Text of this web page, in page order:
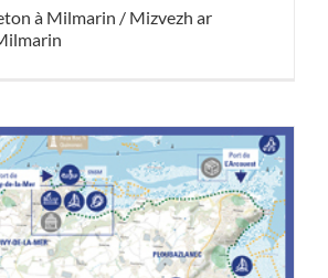
à Milmarin / Mizvezh ar